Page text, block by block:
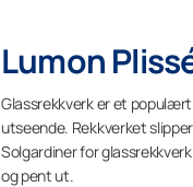
Lumon
Glassrekkverk er et
utseende. Rekkverket
Solgardiner for
og pent ut.